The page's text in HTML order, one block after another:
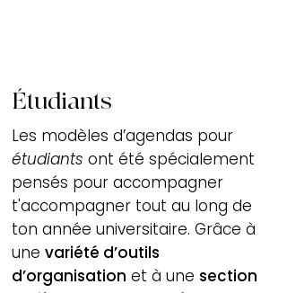
Étudiants
Les modèles d’agendas pour
étudiants ont été spécialement
pensés pour accompagner
t'accompagner tout au long de
ton année universitaire. Grâce à
une variété d’outils
d’organisation et à une section